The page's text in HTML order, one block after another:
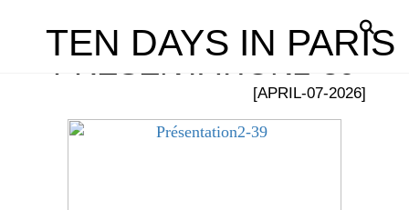
TEN DAYS IN PARIS
PRÉSENTATION2-39
[APRIL-07-2026]